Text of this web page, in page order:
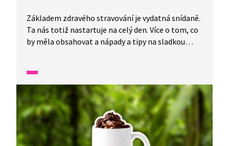
Základem zdravého stravování je vydatná snídaně.
Ta nás totiž nastartuje na celý den. Více o tom, co
by měla obsahovat a nápady a tipy na sladkou